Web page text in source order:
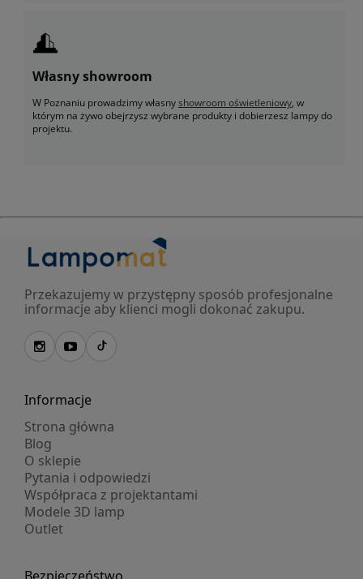
Własny showroom
W Poznaniu prowadzimy własnyshowroom oświetleniowy, w
którym na żywo obejrzysz wybrane produkty i dobierzesz lampy do
projektu.
Przekazujemy w przystępny sposób profesjonalne
informacje aby klienci mogli dokonać zakupu.
Informacje
Strona główna
Blog
O sklepie
Pytania i odpowiedzi
Współpraca z projektantami
Modele 3D lamp
Outlet